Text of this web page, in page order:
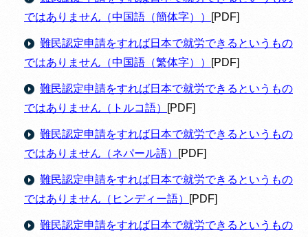
ではありません（中国語（簡体字））
[PDF]
難民認定申請をすれば日本で就労できるというもの
ではありません（中国語（繁体字））
[PDF]
難民認定申請をすれば日本で就労できるというもの
ではありません（トルコ語）
[PDF]
難民認定申請をすれば日本で就労できるというもの
ではありません（ネパール語）
[PDF]
難民認定申請をすれば日本で就労できるというもの
ではありません（ヒンディー語）
[PDF]
難民認定申請をすれば日本で就労できるというもの